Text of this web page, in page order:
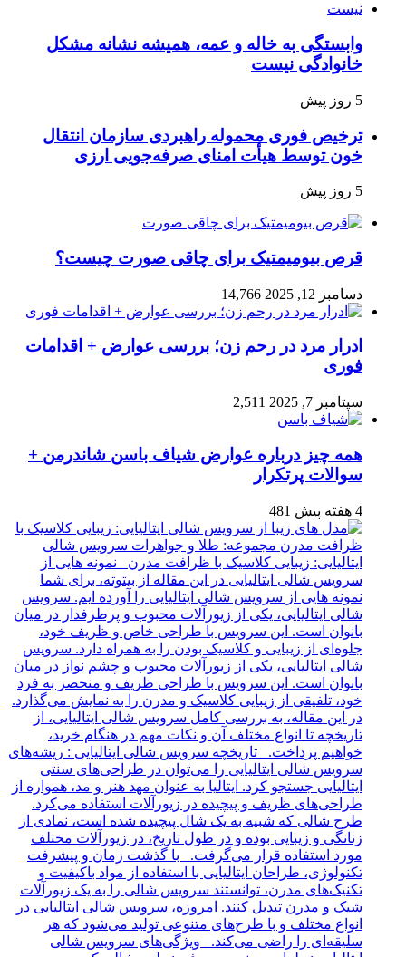
وابستگی به خاله و عمه، همیشه نشانه مشکل
خانوادگی نیست
5 روز پیش
ترخیص فوری محموله راهبردی سازمان انتقال
خون توسط هیأت امنای صرفه‌جویی ارزی
5 روز پیش
قرص بیومیمتیک برای چاقی صورت چیست؟
دسامبر 12, 2025 14,766
ادرار مرد در رحم زن؛ بررسی عوارض + اقدامات
فوری
سپتامبر 7, 2025 2,511
همه چیز درباره عوارض شیاف باسن شاندرمن +
سوالات پرتکرار
4 هفته پیش 481